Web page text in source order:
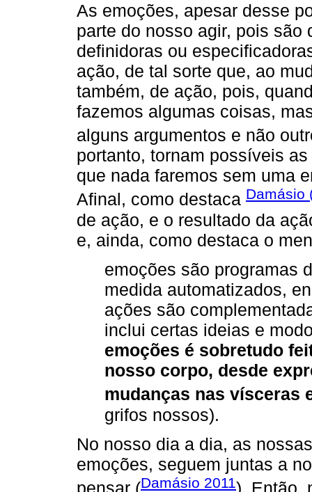
As emoções, apesar desse
parte do nosso agir, pois
definidoras ou
ação, de tal sorte que, ao
também, de ação, pois,
fazemos algumas coisas,
alguns argumentos e não
portanto, tornam possíveis
que nada faremos sem uma
Afinal, como destaca Damásio
de ação, e o resultado da
e, ainda, como destaca o
emoções são programas
medida automatizados,
ações são
inclui certas ideias e
emoções é sobretudo
nosso corpo, desde
mudanças nas vísceras
grifos nossos).
No nosso dia a dia, as
emoções, seguem juntas a
Damásio 2011